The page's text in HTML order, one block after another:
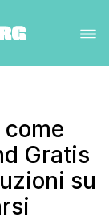
Gratis
su